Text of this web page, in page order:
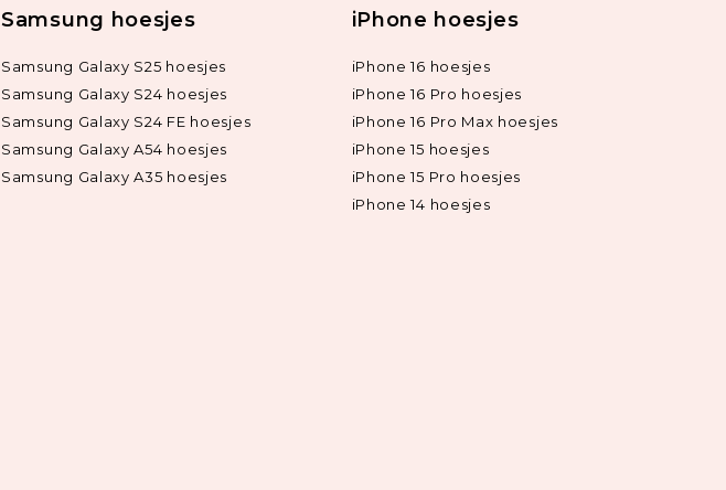
Samsung hoesjes
Samsung Galaxy S25 hoesjes
Samsung Galaxy S24 hoesjes
Samsung Galaxy S24 FE hoesjes
Samsung Galaxy A54 hoesjes
Samsung Galaxy A35 hoesjes
iPhone hoesjes
iPhone 16 hoesjes
iPhone 16 Pro hoesjes
iPhone 16 Pro Max hoesjes
iPhone 15 hoesjes
iPhone 15 Pro hoesjes
iPhone 14 hoesjes